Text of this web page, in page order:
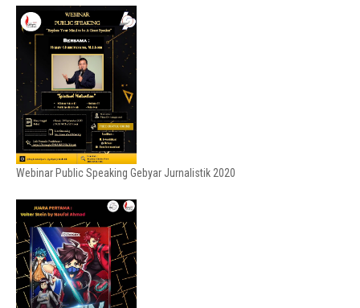
Webinar Public Speaking Gebyar Jurnalistik 2020